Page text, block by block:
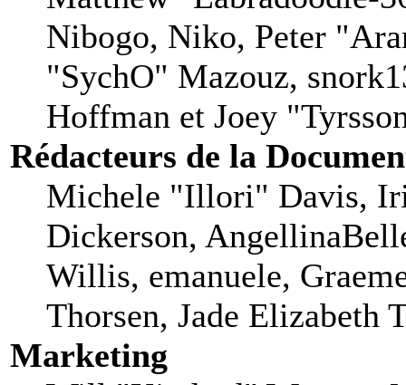
Nibogo, Niko, Peter
"SychO" Mazouz,
Hoffman et Joey
Rédacteurs de la
Michele "Illori" Davis,
Dickerson,
Willis, emanuele,
Thorsen, Jade Elizabeth
Marketing